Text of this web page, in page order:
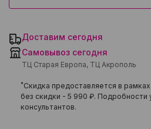
Доставим сегодня
Самовывоз сегодня
ТЦ Старая Европа, ТЦ Акрополь
*Скидка предоставляется в
без скидки - 5 990 ₽. Подробности
консультантов.